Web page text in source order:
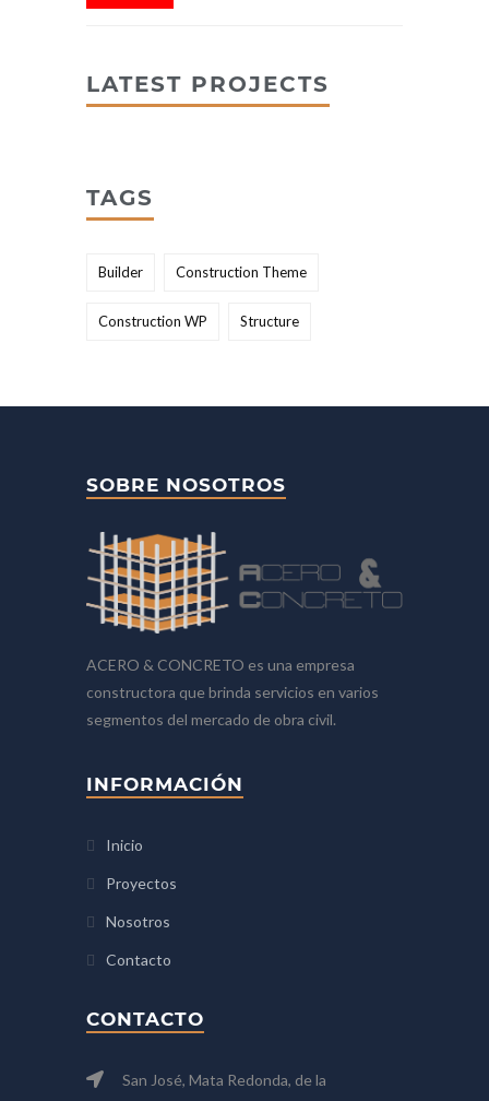
LATEST PROJECTS
TAGS
Builder Construction Theme
Construction WP Structure
SOBRE NOSOTROS
ACERO & CONCRETO es una empresa
constructora que brinda servicios en varios
segmentos del mercado de obra civil.
INFORMACIÓN
Inicio
Proyectos
Nosotros
Contacto
CONTACTO
San José, Mata Redonda, de la